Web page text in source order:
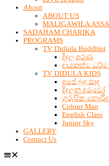
About
ABOUT US
MALIGAWILA
SADAHAM CHARIKA
PROGRAMS
TV Didiula Buddhist
දිදුල අරණ
දායකත්ව
TV DIDULA KIDS
අපේ බුදු සාදු
දිදුලන දරුවෝ
ගුරුසිත
Colour Man
English Class
Junior Sky
GALLERY
Contact Us